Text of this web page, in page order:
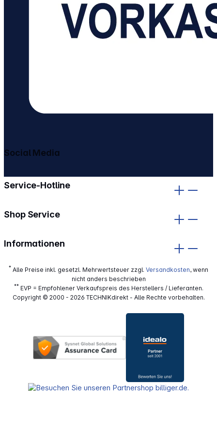
Service-Hotline
Shop Service
Informationen
Social Media
* Alle Preise inkl. gesetzl. Mehrwertsteuer zzgl. Versandkosten, wenn
nicht anders beschrieben
**EVP = Empfohlener Verkaufspreis des Herstellers / Lieferanten.
Copyright © 2000 - 2026 TECHNIKdirekt - Alle Rechte vorbehalten.